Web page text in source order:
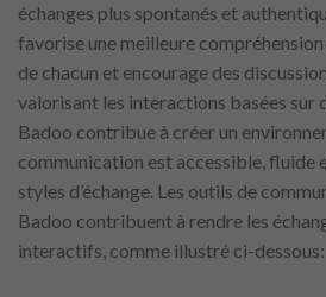
échanges plus spontanés et
favorise une meilleure
de chacun et encourage des
valorisant les interactions basées sur
Badoo contribue à créer un
communication est accessible, fluide
styles d’échange. Les outils de
Badoo contribuent à rendre les
interactifs, comme illustré ci-dessous: